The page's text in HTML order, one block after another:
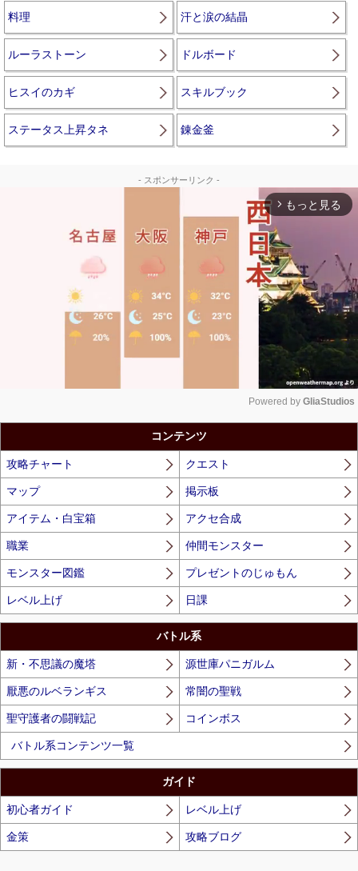
料理 汗と涙の結晶
ルーラストーン ドルボード
ヒスイのカギ スキルブック
ステータス上昇タネ 錬金釜
- スポンサーリンク -
arrow_forward_ios もっと見る
Powered by GliaStudios
コンテンツ
攻略チャート クエスト
マップ 掲示板
アイテム・白宝箱 アクセ合成
職業 仲間モンスター
モンスター図鑑 プレゼントのじゅもん
レベル上げ 日課
バトル系
新・不思議の魔塔 源世庫パニガルム
厭悪のルベランギス 常闇の聖戦
聖守護者の闘戦記 コインボス
バトル系コンテンツ一覧
ガイド
初心者ガイド レベル上げ
金策 攻略ブログ